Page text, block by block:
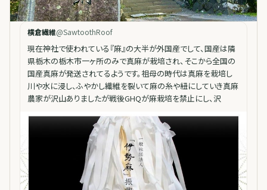
横倉繊維@SawtoothRoof
現在神社で使われている『麻』の大半が外国産でして、国産は隣
県栃木の栃木市一ヶ所のみで真麻が栽培され、そこから全国の
国産真麻が発送されてるようです。祖母の時代は真麻を栽培し
川や水に浸し、ふやかし繊維を裂いて麻の糸や紐にしていき真麻
農家が沢山ありましたが戦後GHQが麻栽培を禁止にし、沢